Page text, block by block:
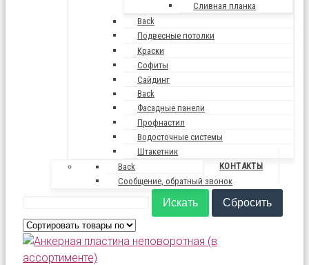
Сливная планка
Back
Подвесные потолки
Краски
Софиты
Сайдинг
Back
Фасадные панели
Профнастил
Водосточные системы
Штакетник
КОНТАКТЫ
Back
Сообщение, обратный звонок